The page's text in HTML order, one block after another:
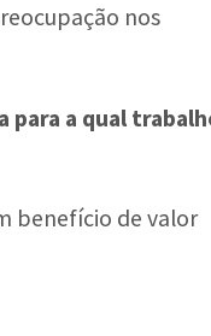
nos
para a qual
benefício de valor